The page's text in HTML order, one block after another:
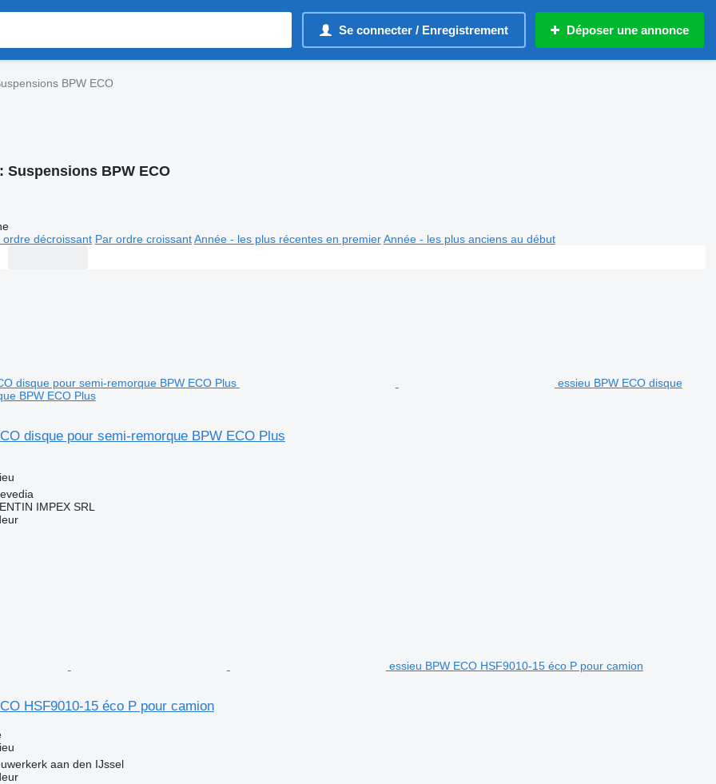
Se connecter / Enregistrement Déposer une annonce
BPW ECO
Suspensions BPW ECO
ordre décroissant Par ordre croissant Année - les plus récentes en premier Année - les plus anciens au début
essieu BPW ECO disque
BPW ECO Plus
disque pour semi-remorque BPW ECO Plus
IMPEX SRL
essieu BPW ECO HSF9010-15 éco P pour camion
HSF9010-15 éco P pour camion
aan den IJssel